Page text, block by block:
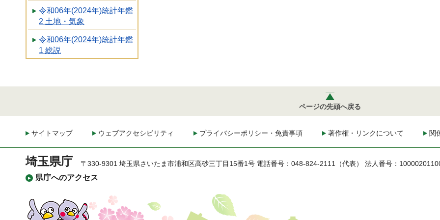
令和06年(2024年)統計年鑑
2 土地・気象
令和06年(2024年)統計年鑑
1 総説
ページの先頭へ戻る
サイトマップ ウェブアクセシビリティ プライバシーポリシー・免責事項 著作権・リンクについて 関
埼玉県庁
県庁へのアクセス
〒330-9301 埼玉県さいたま市浦和区高砂三丁目15番1号 電話番号：048-824-2111（代表） 法人番号：